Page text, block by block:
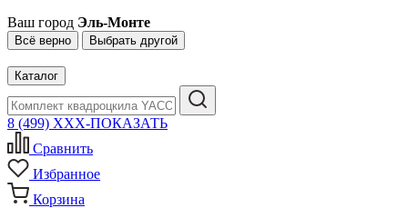
Ваш город Эль-Монте
Всё верно Выбрать другой
Каталог
8 (499) XXX-ПОКАЗАТЬ
Сравнить
Избранное
Корзина